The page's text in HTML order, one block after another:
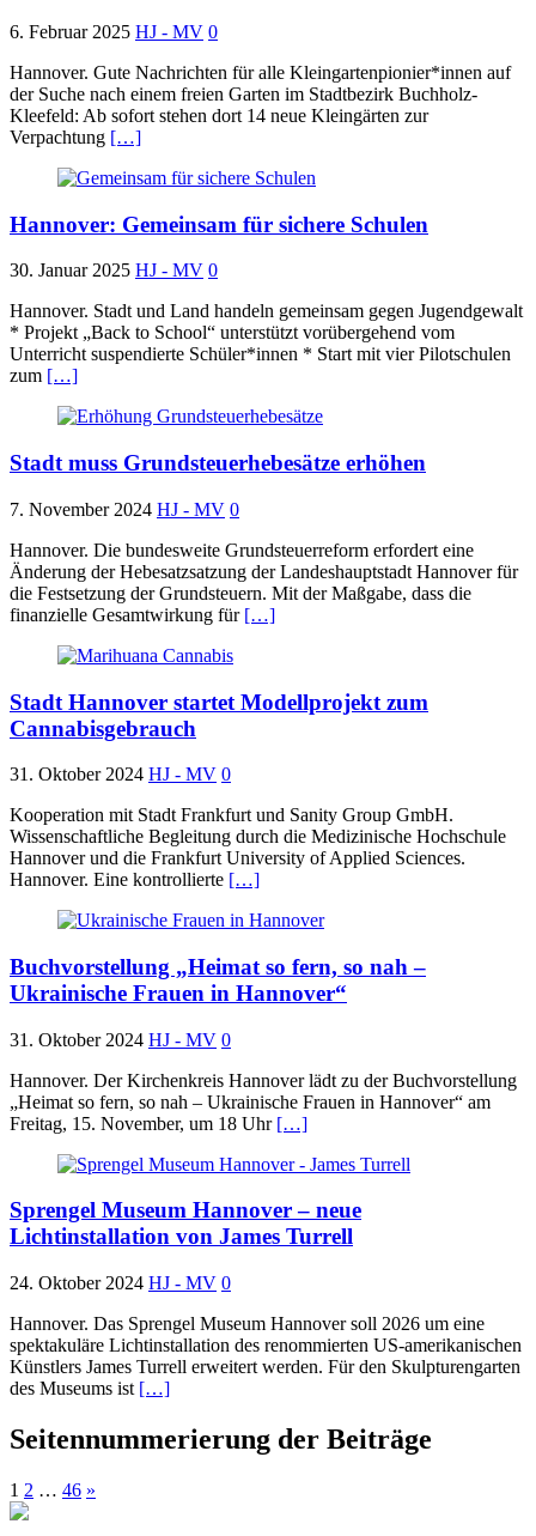
6. Februar 2025 HJ - MV 0
Hannover. Gute Nachrichten für alle Kleingartenpionier*innen auf
der Suche nach einem freien Garten im Stadtbezirk Buchholz-
Kleefeld: Ab sofort stehen dort 14 neue Kleingärten zur
Verpachtung […]
Hannover: Gemeinsam für sichere Schulen
30. Januar 2025 HJ - MV 0
Hannover. Stadt und Land handeln gemeinsam gegen Jugendgewalt
* Projekt „Back to School“ unterstützt vorübergehend vom
Unterricht suspendierte Schüler*innen * Start mit vier Pilotschulen
zum […]
Stadt muss Grundsteuerhebesätze erhöhen
7. November 2024 HJ - MV 0
Hannover. Die bundesweite Grundsteuerreform erfordert eine
Änderung der Hebesatzsatzung der Landeshauptstadt Hannover für
die Festsetzung der Grundsteuern. Mit der Maßgabe, dass die
finanzielle Gesamtwirkung für […]
Stadt Hannover startet Modellprojekt zum
Cannabisgebrauch
31. Oktober 2024 HJ - MV 0
Kooperation mit Stadt Frankfurt und Sanity Group GmbH.
Wissenschaftliche Begleitung durch die Medizinische Hochschule
Hannover und die Frankfurt University of Applied Sciences.
Hannover. Eine kontrollierte […]
Buchvorstellung „Heimat so fern, so nah –
Ukrainische Frauen in Hannover“
31. Oktober 2024 HJ - MV 0
Hannover. Der Kirchenkreis Hannover lädt zu der Buchvorstellung
„Heimat so fern, so nah – Ukrainische Frauen in Hannover“ am
Freitag, 15. November, um 18 Uhr […]
Sprengel Museum Hannover – neue
Lichtinstallation von James Turrell
24. Oktober 2024 HJ - MV 0
Hannover. Das Sprengel Museum Hannover soll 2026 um eine
spektakuläre Lichtinstallation des renommierten US-amerikanischen
Künstlers James Turrell erweitert werden. Für den Skulpturengarten
des Museums ist […]
Seitennummerierung der Beiträge
1 2 … 46 »